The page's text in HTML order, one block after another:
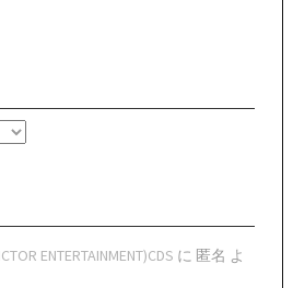
ENTERTAINMENT)CDS に 匿名 よ